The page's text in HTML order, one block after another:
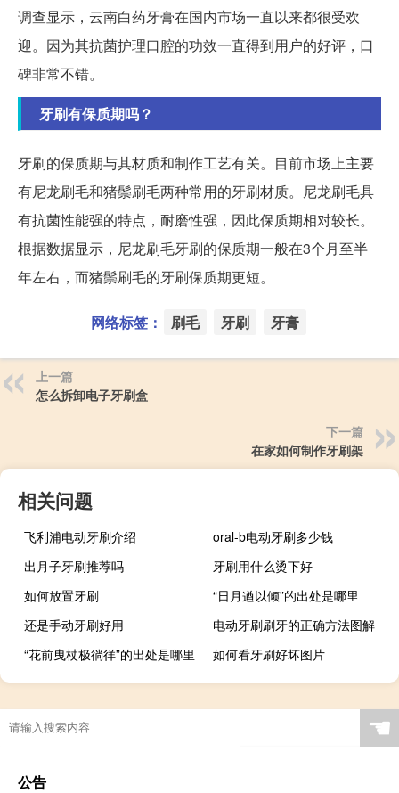
调查显示，云南白药牙膏在国内市场一直以来都很受欢
迎。因为其抗菌护理口腔的功效一直得到用户的好评，口
碑非常不错。
牙刷有保质期吗？
牙刷的保质期与其材质和制作工艺有关。目前市场上主要
有尼龙刷毛和猪鬃刷毛两种常用的牙刷材质。尼龙刷毛具
有抗菌性能强的特点，耐磨性强，因此保质期相对较长。
根据数据显示，尼龙刷毛牙刷的保质期一般在3个月至半
年左右，而猪鬃刷毛的牙刷保质期更短。
网络标签： 刷毛 牙刷 牙膏
上一篇
怎么拆卸电子牙刷盒
下一篇
在家如何制作牙刷架
相关问题
飞利浦电动牙刷介绍
oral-b电动牙刷多少钱
出月子牙刷推荐吗
牙刷用什么烫下好
如何放置牙刷
“日月遒以倾”的出处是哪里
还是手动牙刷好用
电动牙刷刷牙的正确方法图解
“花前曳杖极徜徉”的出处是哪里
如何看牙刷好坏图片
☚
公告